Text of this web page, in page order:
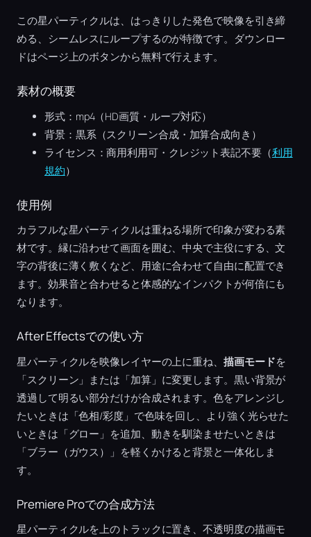
この星パーティクルは、はっきりした発色で映像を引き締
める、シームレスにループするのが特徴です。ダウンロー
ドはページ上のボタンから無料で行えます。
素材の概要
形式：mp4（HD画質・ループ対応）
背景：黒系（スクリーン合成・加算合成向き）
ライセンス：商用利用可・クレジット表記不要（利用
規約）
使用例
カラフルな星パーティクルは重ねる場所で印象が変わる素
材です。縁に沿わせて画面を囲む、中央で主役にする、文
字の背後に薄く敷くなど、用途に合わせて自由に配置でき
ます。効果音と合わせると体感的なインパクトが何倍にも
なります。
After Effectsでの使い方
星パーティクルを映像レイヤーの上に重ね、 描画モードを
「スクリーン」または「加算」に変更します。黒い背景が
透過して明るい部分だけが合成されます。色をアレンジし
たいときは「色相/彩度」で色味を回し、より強く光らせた
いときは「グロー」を追加、動きを馴染ませたいときは
「ブラー（ガウス）」を軽くかけると背景と一体化しま
す。
Premiere Proでの合成方法
星パーティクルを上のトラックに置き、不透明度の描画モ